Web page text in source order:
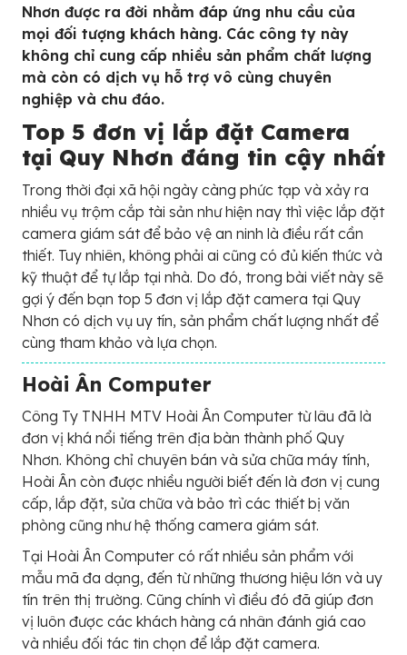
Nhơn được ra đời nhằm đáp ứng nhu cầu của
mọi đối tượng khách hàng. Các công ty này
không chỉ cung cấp nhiều sản phẩm chất lượng
mà còn có dịch vụ hỗ trợ vô cùng chuyên
nghiệp và chu đáo.
Top 5 đơn vị lắp đặt Camera
tại Quy Nhơn đáng tin cậy nhất
Trong thời đại xã hội ngày càng phức tạp và xảy ra
nhiều vụ trộm cắp tài sản như hiện nay thì việc lắp đặt
camera giám sát để bảo vệ an ninh là điều rất cần
thiết. Tuy nhiên, không phải ai cũng có đủ kiến thức và
kỹ thuật để tự lắp tại nhà. Do đó, trong bài viết này sẽ
gợi ý đến bạn top 5 đơn vị lắp đặt camera tại Quy
Nhơn có dịch vụ uy tín, sản phẩm chất lượng nhất để
cùng tham khảo và lựa chọn.
Hoài Ân Computer
Công Ty TNHH MTV Hoài Ân Computer từ lâu đã là
đơn vị khá nổi tiếng trên địa bàn thành phố Quy
Nhơn. Không chỉ chuyên bán và sửa chữa máy tính,
Hoài Ân còn được nhiều người biết đến là đơn vị cung
cấp, lắp đặt, sửa chữa và bảo trì các thiết bị văn
phòng cũng như hệ thống camera giám sát.
Tại Hoài Ân Computer có rất nhiều sản phẩm với
mẫu mã đa dạng, đến từ những thương hiệu lớn và uy
tín trên thị trường. Cũng chính vì điều đó đã giúp đơn
vị luôn được các khách hàng cá nhân đánh giá cao
và nhiều đối tác tin chọn để lắp đặt camera.